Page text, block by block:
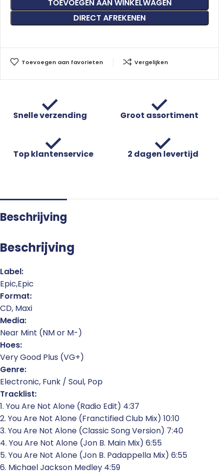
TOEVOEGEN AAN WINKELWAGEN
DIRECT AFREKENEN
Toevoegen aan favorieten Vergelijken
Snelle verzending Groot assortiment
Top klantenservice 2 dagen levertijd
Beschrijving
Beschrijving
Label:
Epic,Epic
Format:
CD, Maxi
Media:
Near Mint (NM or M-)
Hoes:
Very Good Plus (VG+)
Genre:
Electronic, Funk / Soul, Pop
Tracklist:
1. You Are Not Alone (Radio Edit) 4:37
2. You Are Not Alone (Franctified Club Mix) 10:10
3. You Are Not Alone (Classic Song Version) 7:40
4. You Are Not Alone (Jon B. Main Mix) 6:55
5. You Are Not Alone (Jon B. Padappella Mix) 6:55
6. Michael Jackson Medley 4:59